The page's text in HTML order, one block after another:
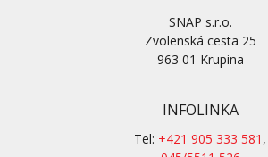
SNAP s.r.o.
Zvolenská cesta 25
963 01 Krupina
INFOLINKA
Tel: +421 905 333 581 ,